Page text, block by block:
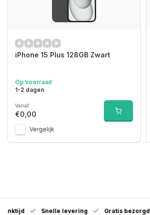
iPhone 15 Plus 128GB Zwart
Op voorraad
1-2 dagen
Vanaf
€0,00
Vergelijk
Snelle levering Gratis bezorgd